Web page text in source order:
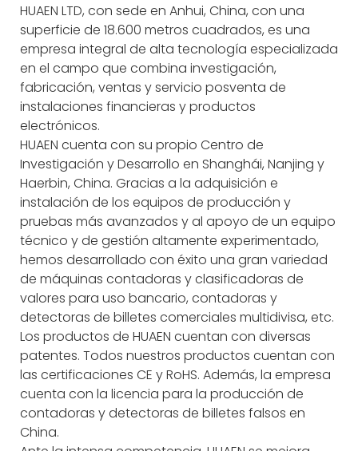
HUAEN LTD, con sede en Anhui, China, con una
superficie de 18.600 metros cuadrados, es una
empresa integral de alta tecnología especializada
en el campo que combina investigación,
fabricación, ventas y servicio posventa de
instalaciones financieras y productos
electrónicos.
HUAEN cuenta con su propio Centro de
Investigación y Desarrollo en Shanghái, Nanjing y
Haerbin, China. Gracias a la adquisición e
instalación de los equipos de producción y
pruebas más avanzados y al apoyo de un equipo
técnico y de gestión altamente experimentado,
hemos desarrollado con éxito una gran variedad
de máquinas contadoras y clasificadoras de
valores para uso bancario, contadoras y
detectoras de billetes comerciales multidivisa, etc.
Los productos de HUAEN cuentan con diversas
patentes. Todos nuestros productos cuentan con
las certificaciones CE y RoHS. Además, la empresa
cuenta con la licencia para la producción de
contadoras y detectoras de billetes falsos en
China.